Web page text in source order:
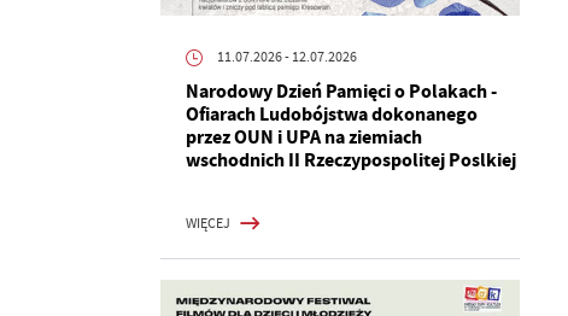
11.07.2026- 12.07.2026
Narodowy Dzień Pamięci o Polakach -
Ofiarach Ludobójstwa dokonanego
przez OUN i UPA na ziemiach
wschodnich II Rzeczypospolitej Poslkiej
WIĘCEJ